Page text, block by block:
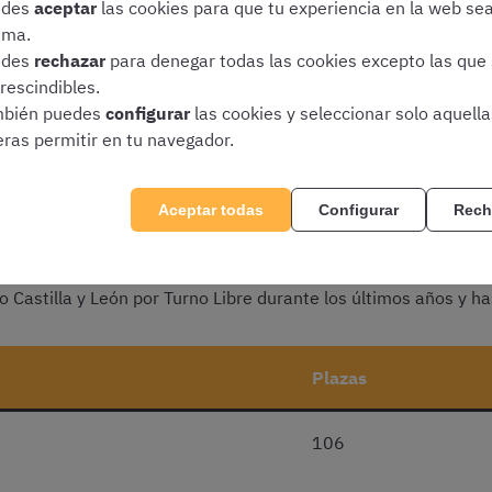
de plazas de
León?
Castilla y León por Turno Libre durante los últimos años y
Plazas
106
aceptar las cookies para que tu experiencia en la web sea
rechazar para denegar todas las cookies excepto las que
puedes configurar las cookies y seleccionar solo
permitir en tu navegador.
Aceptar todas Configurar